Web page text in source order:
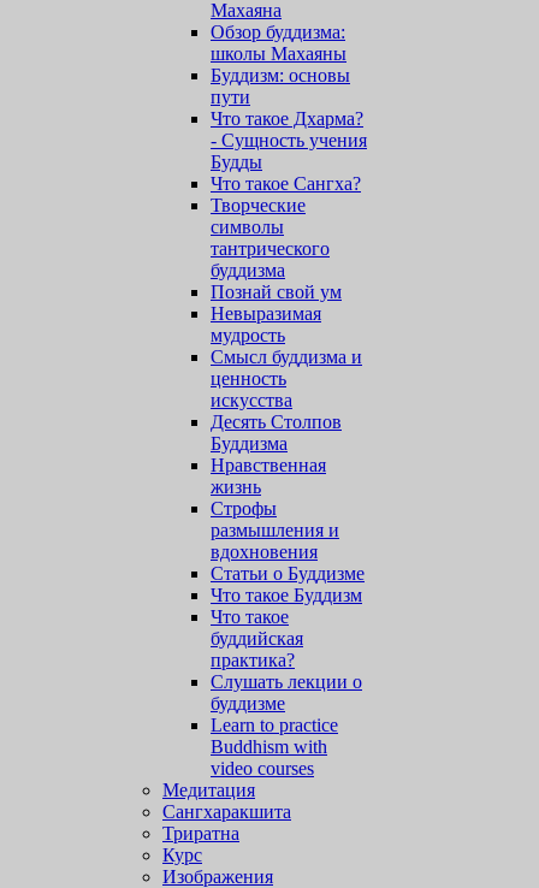
Махаяна
Обзор буддизма:
школы Махаяны
Буддизм: основы
пути
Что такое Дхарма?
- Сущность учения
Будды
Что такое Сангха?
Творческие
символы
тантрического
буддизма
Познай свой ум
Невыразимая
мудрость
Смысл буддизма и
ценность
искусства
Десять Столпов
Буддизма
Нравственная
жизнь
Строфы
размышления и
вдохновения
Статьи о Буддизме
Что такое Буддизм
Что такое
буддийская
практика?
Слушать лекции о
буддизме
Learn to practice
Buddhism with
video courses
Медитация
Сангхаракшита
Триратна
Курс
Изображения